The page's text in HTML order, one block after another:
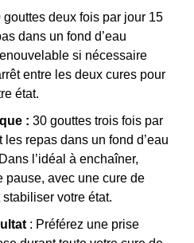
gouttes deux fois par jour 15
dans un fond d’eau
si nécessaire
entre les deux cures pour
état.
: 30 gouttes trois fois par
repas dans un fond d’eau
l’idéal à enchaîner,
pause, avec une cure de
votre état.
: Préférez une prise